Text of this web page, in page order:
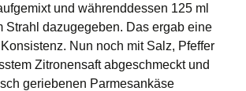
und währenddessen 125 ml
Strahl dazugegeben. Das ergab eine
Nun noch mit Salz, Pfeffer
Zitronensaft abgeschmeckt und
geriebenen Parmesankäse